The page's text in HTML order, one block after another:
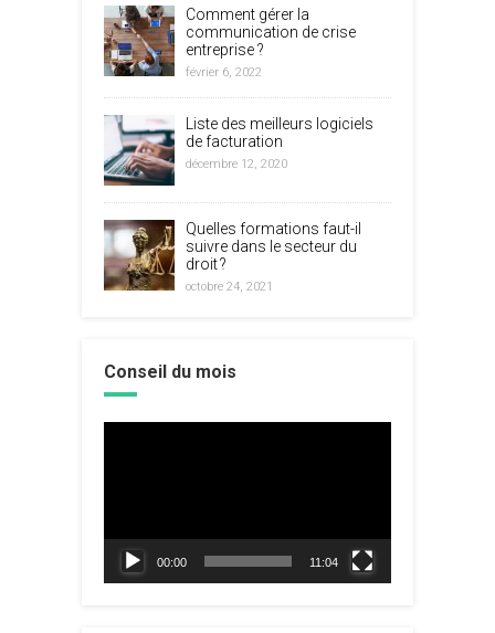
Comment gérer la
communication de crise
entreprise ?
février 6, 2022
Liste des meilleurs logiciels
de facturation
décembre 12, 2020
Quelles formations faut-il
suivre dans le secteur du
droit ?
octobre 24, 2021
Conseil du mois
00:00 11:04